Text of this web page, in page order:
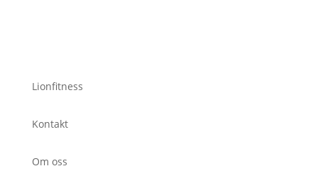
Lionfitness
Kontakt
Om oss